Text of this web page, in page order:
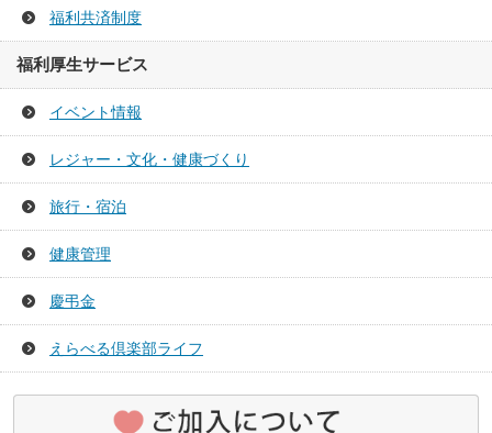
福利共済制度
福利厚生サービス
イベント情報
レジャー・文化・健康づくり
旅行・宿泊
健康管理
慶弔金
えらべる倶楽部ライフ